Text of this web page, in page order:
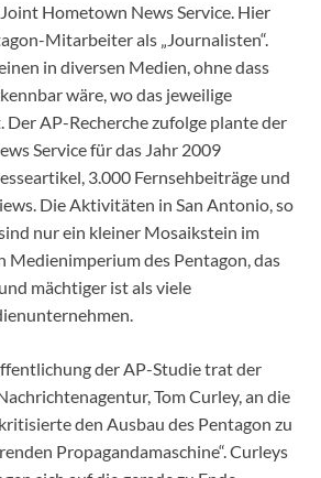
Hometown News Service. Hier
Mitarbeiter als „Journalisten“.
in diversen Medien, ohne dass
wäre, wo das jeweilige
AP-Recherche zufolge plante der
Service für das Jahr 2009
3.000 Fernsehbeiträge und
Die Aktivitäten in San Antonio, so
nur ein kleiner Mosaikstein im
Medienimperium des Pentagon, das
mächtiger ist als viele
der AP-Studie trat der
Tom Curley, an die
den Ausbau des Pentagon zu
Propagandamaschine“. Curleys